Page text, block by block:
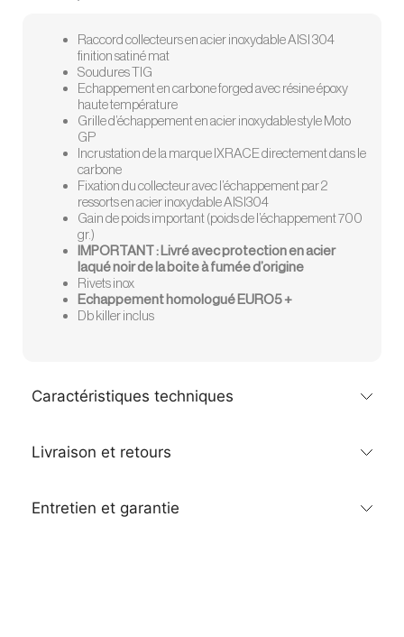
Raccord collecteurs en acier inoxydable AISI 304
finition satiné mat
Soudures TIG
Echappement en carbone forged avec résine époxy
haute température
Grille d’échappement en acier inoxydable style Moto
GP
Incrustation de la marque IXRACE directement dans le
carbone
Fixation du collecteur avec l’échappement par 2
ressorts en acier inoxydable AISI304
Gain de poids important (poids de l’échappement 700
gr.)
IMPORTANT : Livré avec protection en acier
laqué noir de la boite à fumée d’origine
Rivets inox
Echappement homologué EURO5 +
Db killer inclus
Caractéristiques techniques
Livraison et retours
Entretien et garantie